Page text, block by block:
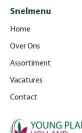
Snelmenu
Home
Over Ons
Assortiment
Vacatures
Contact